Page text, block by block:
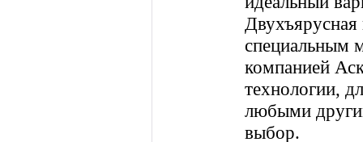
Двухъярусная
специальным
компанией
технологии,
любыми
выбор.